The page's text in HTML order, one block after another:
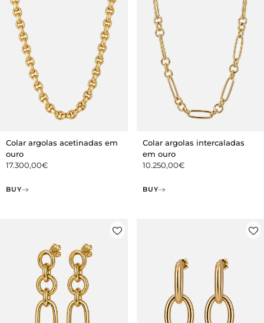
Colar argolas acetinadas em
ouro
17.300,00€
BUY
Colar argolas intercaladas
em ouro
10.250,00€
BUY